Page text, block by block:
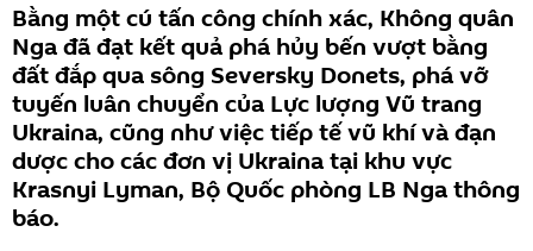
Bằng một cú tấn công chính xác, Không quân
Nga đã đạt kết quả phá hủy bến vượt bằng
đất đắp qua sông Seversky Donets, phá vỡ
tuyến luân chuyển của Lực lượng Vũ trang
Ukraina, cũng như việc tiếp tế vũ khí và đạn
dược cho các đơn vị Ukraina tại khu vực
Krasnyi Lyman, Bộ Quốc phòng LB Nga thông
báo.